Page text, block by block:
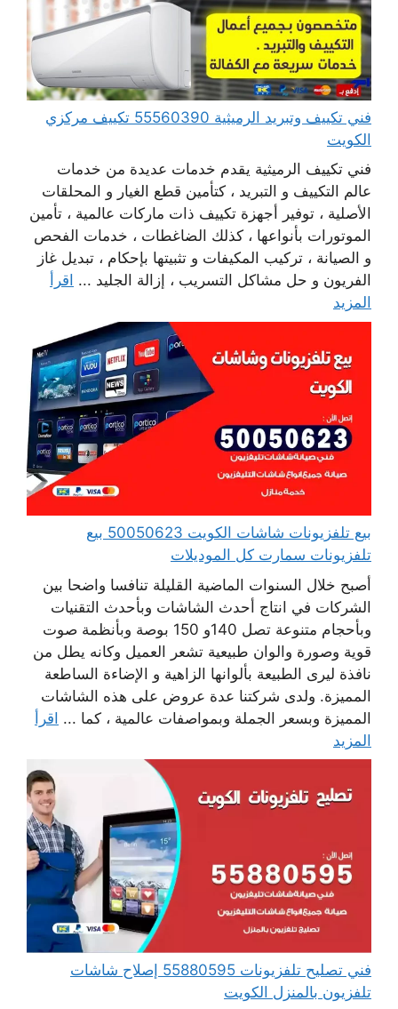
فني تكييف وتبريد الرميثية 55560390 تكييف مركزي
الكويت
فني تكييف الرميثية يقدم خدمات عديدة من خدمات
عالم التكييف و التبريد ، كتأمين قطع الغيار و المحلقات
الأصلية ، توفير أجهزة تكييف ذات ماركات عالمية ، تأمين
الموتورات بأنواعها ، كذلك الضاغطات ، خدمات الفحص
و الصيانة ، تركيب المكيفات و تثبيتها بإحكام ، تبديل غاز
الفريون و حل مشاكل التسريب ، إزالة الجليد ... اقرأ
المزيد
بيع تلفزيونات شاشات الكويت 50050623 بيع
تلفزيونات سمارت كل الموديلات
أصبح خلال السنوات الماضية القليلة تنافسا واضحا بين
الشركات في انتاج أحدث الشاشات وبأحدث التقنيات
وبأحجام متنوعة تصل 140و 150 بوصة وبأنظمة صوت
قوية وصورة والوان طبيعية تشعر العميل وكانه يطل من
نافذة ليرى الطبيعة بألوانها الزاهية و الإضاءة الساطعة
المميزة. ولدى شركتنا عدة عروض على هذه الشاشات
المميزة وبسعر الجملة وبمواصفات عالمية ، كما ... اقرأ
المزيد
فني تصليح تلفزيونات 55880595 إصلاح شاشات
تلفزيون بالمنزل الكويت